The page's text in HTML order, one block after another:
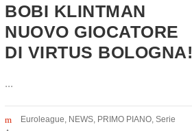
BOBI KLINTMAN
NUOVO GIOCATORE
DI VIRTUS BOLOGNA!
...
Euroleague NEWS PRIMO PIANO Serie